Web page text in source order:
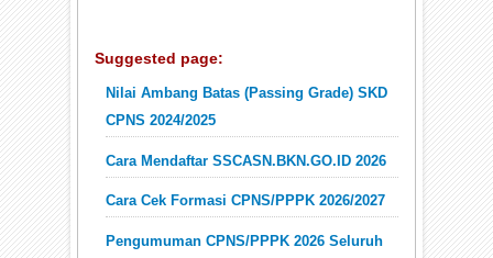
Suggested page:
Nilai Ambang Batas (Passing Grade) SKD
CPNS 2024/2025
Cara Mendaftar SSCASN.BKN.GO.ID 2026
Cara Cek Formasi CPNS/PPPK 2026/2027
Pengumuman CPNS/PPPK 2026 Seluruh